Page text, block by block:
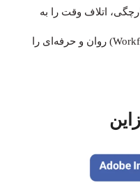
اتلاف وقت را به
حداقل می‌رساند و یک گردش کار (Workflow) روان و حرفه‌ای را